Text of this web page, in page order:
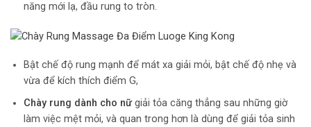
năng mới lạ, đầu rung to tròn.
Bật chế độ rung mạnh để mát xa giải mỏi, bật chế độ nhẹ và
vừa để kích thích điểm G,
Chày rung dành cho nữgiải tỏa căng thẳng sau những giờ
làm việc mệt mỏi, và quan trong hơn là dùng để giải tỏa sinh